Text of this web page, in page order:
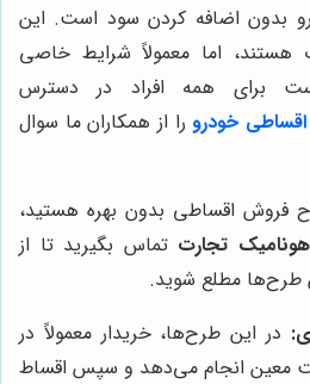
بدون اضافه کردن سود است. این
هستند، اما معمولاً شرایط خاصی
برای همه افراد در دسترس
خودرو را از همکاران ما سوال
فروش اقساطی بدون بهره هستید،
هونامیک تجارت تماس بگیرید تا از
طرح‌ها مطلع شوید.
در این طرح‌ها، خریدار معمولاً در
معین انجام می‌دهد و سپس اقساط